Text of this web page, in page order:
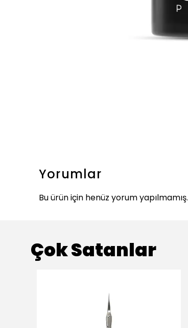
Yorumlar
Bu ürün için henüz yorum yapılmamış.
Çok Satanlar